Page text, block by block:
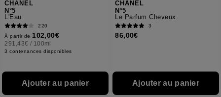
CHANEL
N°5
L'Eau
220
À partir de 102,00€
291,43€ / 100ml
3 contenances disponibles
Ajouter au panier
CHANEL
N°5
Le Parfum Cheveux
3
86,00€
Ajouter au panier